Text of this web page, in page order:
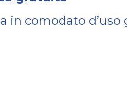
in comodato d’uso